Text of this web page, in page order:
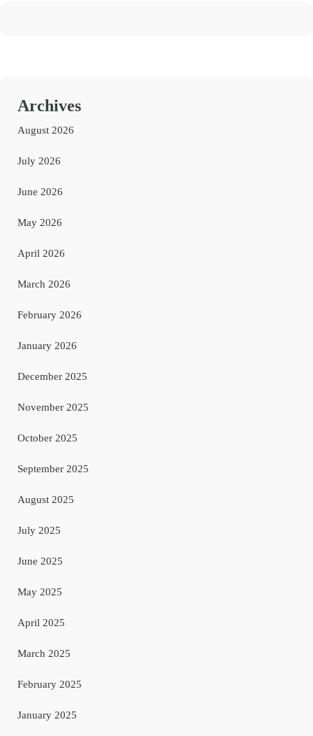
Archives
August 2026
July 2026
June 2026
May 2026
April 2026
March 2026
February 2026
January 2026
December 2025
November 2025
October 2025
September 2025
August 2025
July 2025
June 2025
May 2025
April 2025
March 2025
February 2025
January 2025